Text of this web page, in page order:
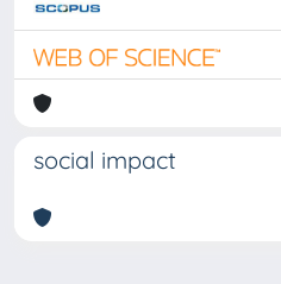
social impact